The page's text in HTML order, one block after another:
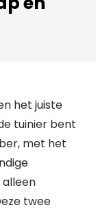
het juiste
tuinier bent
met het
twee